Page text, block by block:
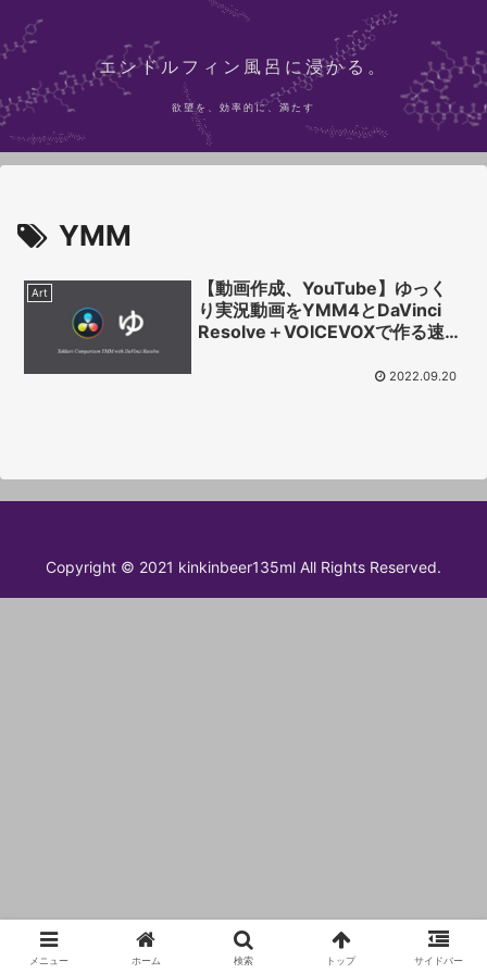
エンドルフィン風呂に浸かる。
欲望を、効率的に、満たす
YMM
Art
【動画作成、YouTube】ゆっく
り実況動画をYMM4とDaVinci
Resolve＋VOICEVOXで作る速さ
2022.09.20
Copyright © 2021 kinkinbeer135ml All Rights Reserved.
メニュー ホーム 検索 トップ サイドバー